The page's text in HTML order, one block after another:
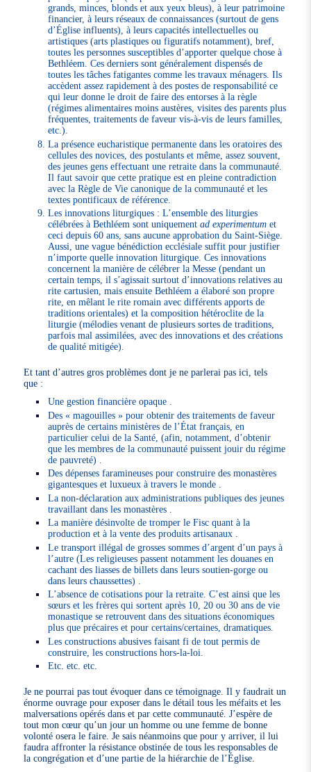
grands, minces, blonds et aux yeux bleus), à leur patrimoine
financier, à leurs réseaux de connaissances (surtout de gens
d’Église influents), à leurs capacités intellectuelles ou
artistiques (arts plastiques ou figuratifs notamment), bref,
toutes les personnes susceptibles d’apporter quelque chose à
Bethléem. Ces derniers sont généralement dispensés de
toutes les tâches fatigantes comme les travaux ménagers. Ils
accèdent assez rapidement à des postes de responsabilité ce
qui leur donne le droit de faire des entorses à la règle
(régimes alimentaires moins austères, visites des parents plus
fréquentes, traitements de faveur vis-à-vis de leurs familles,
etc.).
La présence eucharistique permanente dans les oratoires des
cellules des novices, des postulants et même, assez souvent,
des jeunes gens effectuant une retraite dans la communauté.
Il faut savoir que cette pratique est en pleine contradiction
avec la Règle de Vie canonique de la communauté et les
textes pontificaux de référence.
Les innovations liturgiques : L’ensemble des liturgies
célébrées à Bethléem sont uniquementad experimentum et
ceci depuis 60 ans, sans aucune approbation du Saint-Siège.
Aussi, une vague bénédiction ecclésiale suffit pour justifier
n’importe quelle innovation liturgique. Ces innovations
concernent la manière de célébrer la Messe (pendant un
certain temps, il s’agissait surtout d’innovations relatives au
rite cartusien, mais ensuite Bethléem a élaboré son propre
rite, en mêlant le rite romain avec différents apports de
traditions orientales) et la composition hétéroclite de la
liturgie (mélodies venant de plusieurs sortes de traditions,
parfois mal assimilées, avec des innovations et des créations
de qualité mitigée).
Et tant d’autres gros problèmes dont je ne parlerai pas ici, tels
que :
Une gestion financière opaque .
Des « magouilles » pour obtenir des traitements de faveur
auprès de certains ministères de l’État français, en
particulier celui de la Santé, (afin, notamment, d’obtenir
que les membres de la communauté puissent jouir du régime
de pauvreté) .
Des dépenses faramineuses pour construire des monastères
gigantesques et luxueux à travers le monde .
La non-déclaration aux administrations publiques des jeunes
travaillant dans les monastères .
La manière désinvolte de tromper le Fisc quant à la
production et à la vente des produits artisanaux .
Le transport illégal de grosses sommes d’argent d’un pays à
l’autre (Les religieuses passent notamment les douanes en
cachant des liasses de billets dans leurs soutien-gorge ou
dans leurs chaussettes) .
L’absence de cotisations pour la retraite. C’est ainsi que les
sœurs et les frères qui sortent après 10, 20 ou 30 ans de vie
monastique se retrouvent dans des situations économiques
plus que précaires et pour certains/certaines, dramatiques.
Les constructions abusives faisant fi de tout permis de
construire, les constructions hors-la-loi.
Etc. etc. etc.
Je ne pourrai pas tout évoquer dans ce témoignage. Il y faudrait un
énorme ouvrage pour exposer dans le détail tous les méfaits et les
malversations opérés dans et par cette communauté. J’espère de
tout mon cœur qu’un jour un homme ou une femme de bonne
volonté osera le faire. Je sais néanmoins que pour y arriver, il lui
faudra affronter la résistance obstinée de tous les responsables de
la congrégation et d’une partie de la hiérarchie de l’Église.